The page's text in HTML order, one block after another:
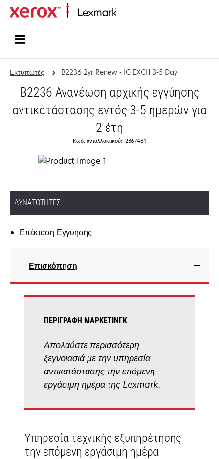
Εκτυπωτές B2236 2yr Renew - IG EXCH 3-5 Day
B2236 Ανανέωση αρχικής εγγύησης
αντικατάστασης εντός 3-5 ημερών για
2 έτη
Κωδ. ανταλλακτικού:: 2367461
ΔΥΝΑΤΌΤΗΤΕΣ
Επέκταση Εγγύησης
Επισκόπηση
ΠΕΡΙΓΡΑΦΉ ΜΆΡΚΕΤΙΝΓΚ
Απολαύστε περισσότερη
ξεγνοιασιά με την υπηρεσία
αντικατάστασης την επόμενη
εργάσιμη ημέρα της Lexmark.
Υπηρεσία τεχνικής εξυπηρέτησης
την επόμενη εργάσιμη ημέρα